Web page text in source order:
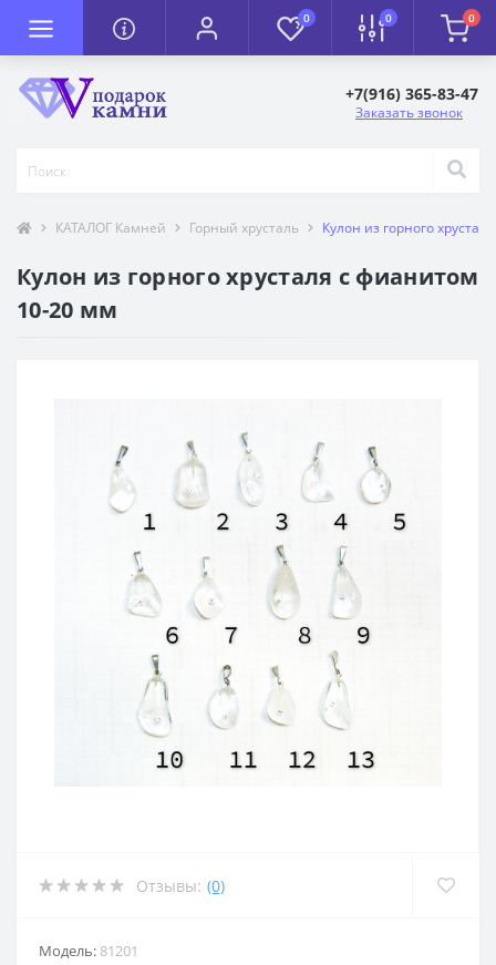
0 0 0
+7(916) 365-83-47
Заказать звонок
КАТАЛОГ Камней Горный хрусталь Кулон из горного
Кулон из горного хрусталя с фианитом
10-20 мм
Отзывы: (0)
Модель: 81201